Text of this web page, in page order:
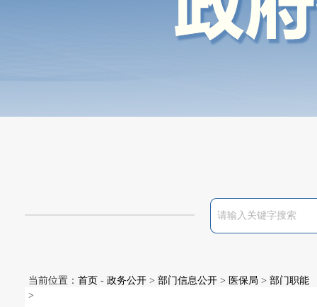
当前位置： 首页 - 政务公开 > 部门信息公开 > 医保局 > 部门职能
>